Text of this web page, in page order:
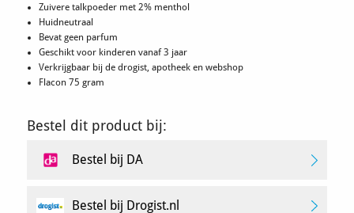
Zuivere talkpoeder met 2% menthol
Huidneutraal
Bevat geen parfum
Geschikt voor kinderen vanaf 3 jaar
Verkrijgbaar bij de drogist, apotheek en webshop
Flacon 75 gram
Bestel dit product bij:
Bestel bij DA
Bestel bij Drogist.nl